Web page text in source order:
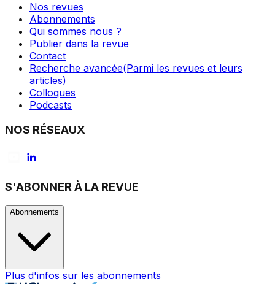
Nos revues
Abonnements
Qui sommes nous ?
Publier dans la revue
Contact
Recherche avancée(Parmi les revues et leurs
articles)
Colloques
Podcasts
NOS RÉSEAUX
S'ABONNER À LA REVUE
Abonnements
Plus d'infos sur les abonnements